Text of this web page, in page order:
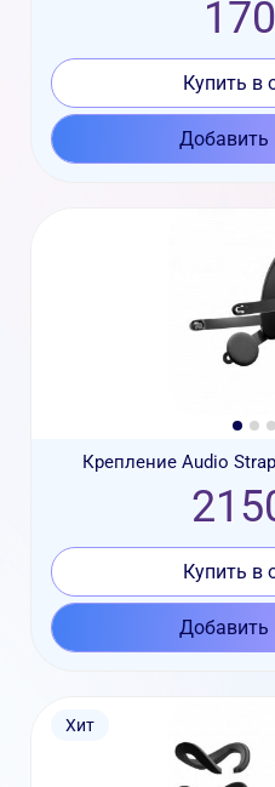
Купить в
Добавить
Крепление Audio
Купить в
Добавить
Хит